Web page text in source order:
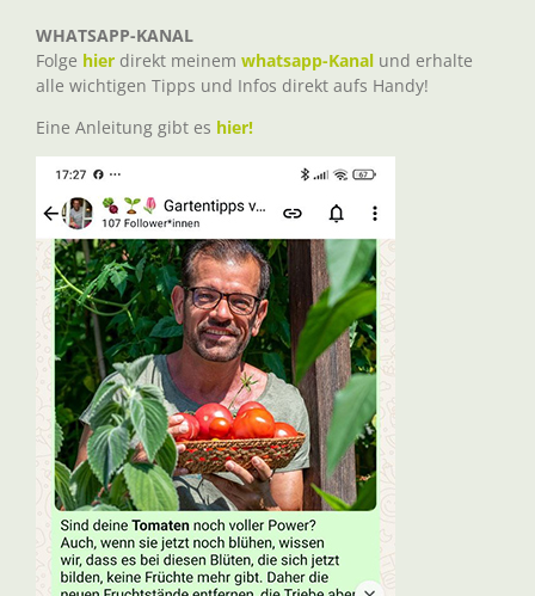
WHATSAPP-KANAL
Folge hier direkt meinem whatsapp-Kanal und erhalte
alle wichtigen Tipps und Infos direkt aufs Handy!
Eine Anleitung gibt es hier!